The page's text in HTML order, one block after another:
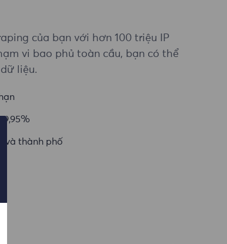
của bạn với hơn 100 triệu IP
vi bao phủ toàn cầu, bạn có thể
liệu.
và thành phố